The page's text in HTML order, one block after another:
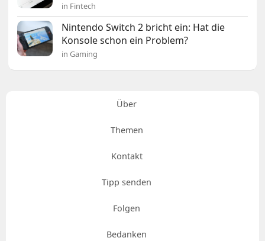
in Fintech
Nintendo Switch 2 bricht ein: Hat die
Konsole schon ein Problem?
in Gaming
Über
Themen
Kontakt
Tipp senden
Folgen
Bedanken